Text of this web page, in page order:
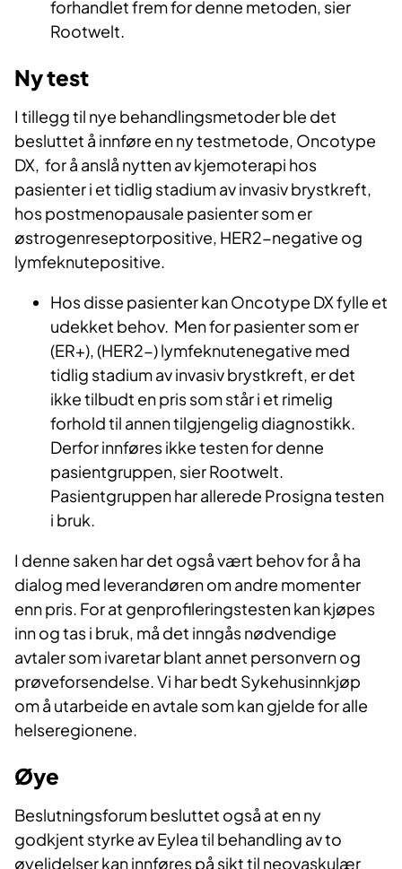
forhandlet frem for denne metoden, sier
Rootwelt.
Ny test
I tillegg til nye behandlingsmetoder ble det
besluttet å innføre en ny testmetode, Oncotype
DX, for å anslå nytten av kjemoterapi hos
pasienter i et tidlig stadium av invasiv brystkreft,
hos postmenopausale pasienter som er
østrogenreseptorpositive, HER2-negative og
lymfeknutepositive.
Hos disse pasienter kan Oncotype DX fylle et
udekket behov. Men for pasienter som er
(ER+), (HER2-) lymfeknutenegative med
tidlig stadium av invasiv brystkreft, er det
ikke tilbudt en pris som står i et rimelig
forhold til annen tilgjengelig diagnostikk.
Derfor innføres ikke testen for denne
pasientgruppen, sier Rootwelt.
Pasientgruppen har allerede Prosigna testen
i bruk.
I denne saken har det også vært behov for å ha
dialog med leverandøren om andre momenter
enn pris. For at genprofileringstesten kan kjøpes
inn og tas i bruk, må det inngås nødvendige
avtaler som ivaretar blant annet personvern og
prøveforsendelse. Vi har bedt Sykehusinnkjøp
om å utarbeide en avtale som kan gjelde for alle
helseregionene.
Øye
Beslutningsforum besluttet også at en ny
godkjent styrke av Eylea til behandling av to
øyelidelser kan innføres på sikt til neovaskulær